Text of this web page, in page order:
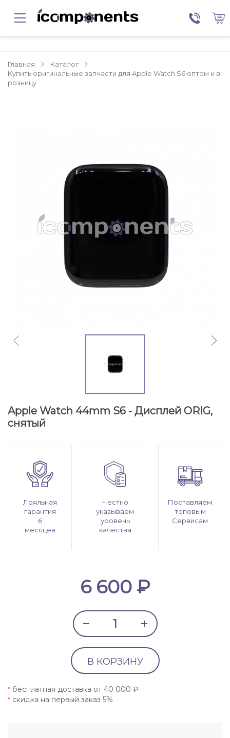
Главная
Каталог
Купить оригинальные запчасти для Apple Watch S6 оптом и в
розницу
Apple Watch 44mm S6 - Дисплей ORIG,
снятый
Лояльная
гарантия
6
месяцев
Честно
указываем
уровень
качества
Поставляем
топовым
Сервисам
6 600 ₽
В КОРЗИНУ
* бесплатная доставка от 40 000 ₽
* скидка на первый заказ 5%